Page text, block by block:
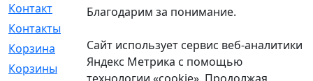
Контакт
[3]
Контакты
Корзина
[1]
Корзины
[159]
Благодарим за понимание.
Сайт использует сервис веб-аналитики
Яндекс Метрика с помощью